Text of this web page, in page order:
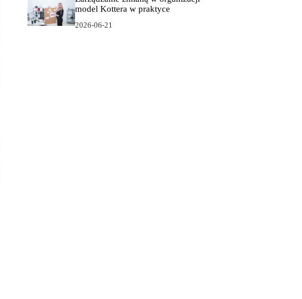
model Kottera w praktyce
2026-06-21